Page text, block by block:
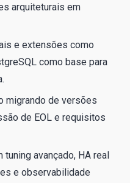
arquiteturais em
e extensões como
como base para
migrando de versões
de EOL e requisitos
avançado, HA real
e observabilidade